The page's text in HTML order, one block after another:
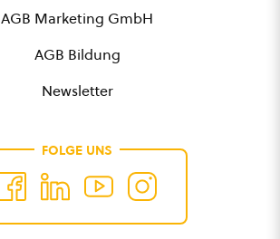
AGB Marketing GmbH
AGB Bildung
Newsletter
FOLGE UNS